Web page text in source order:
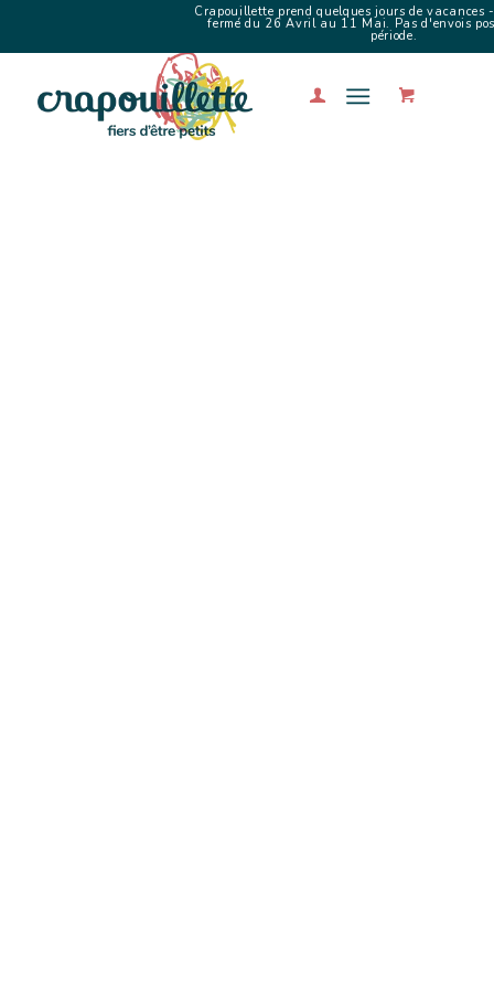
Crapouillette prend quelques jours de vacances
fermé du 26 Avril au 11 Mai. Pas d'envois
période.